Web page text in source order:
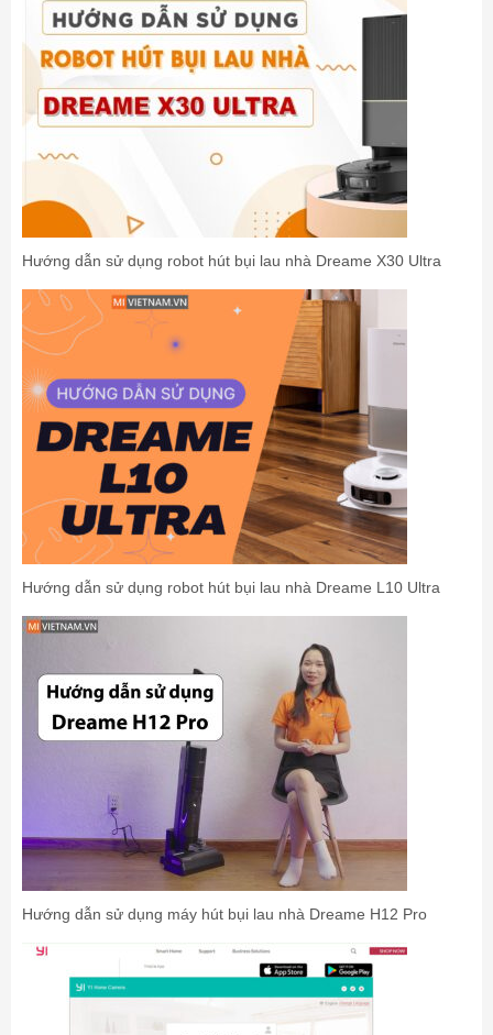
Hướng dẫn sử dụng robot hút bụi lau nhà Dreame X30 Ultra
Hướng dẫn sử dụng robot hút bụi lau nhà Dreame L10 Ultra
Hướng dẫn sử dụng máy hút bụi lau nhà Dreame H12 Pro